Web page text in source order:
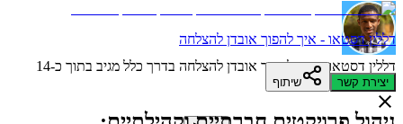
דללין דסטאו - איך להפוך אובדן להצלחה
בדרך כלל מגיב בתוך כ-14
דקות
דללין דסטאו - איך להפוך אובדן להצלחה
יצירת קשר שיתוף